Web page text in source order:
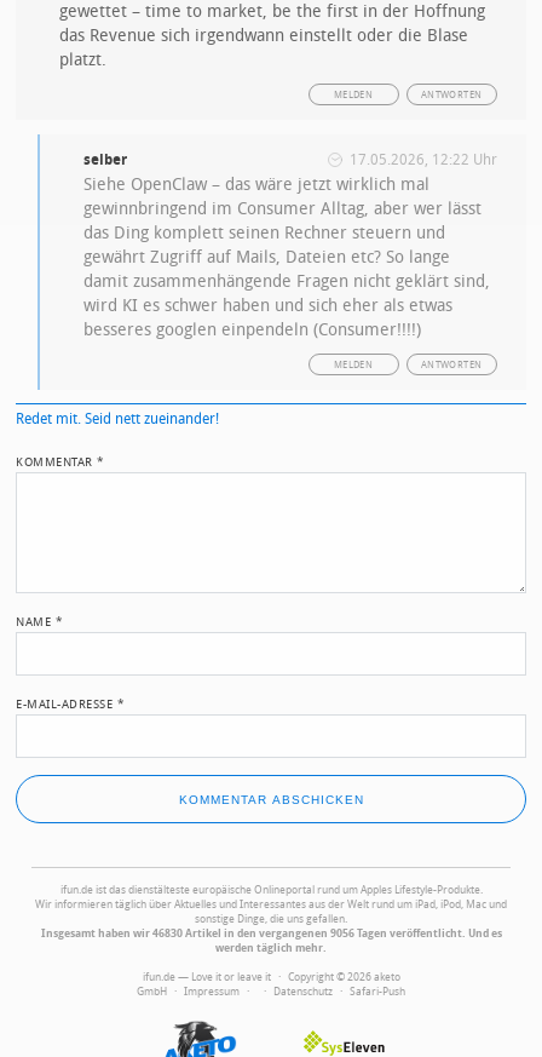
gewettet – time to market, be the first in der Hoffnung
das Revenue sich irgendwann einstellt oder die Blase
platzt.
ANTWORTEN
MELDEN
selber 17.05.2026, 12:22 Uhr
Siehe OpenClaw – das wäre jetzt wirklich mal
gewinnbringend im Consumer Alltag, aber wer lässt
das Ding komplett seinen Rechner steuern und
gewährt Zugriff auf Mails, Dateien etc? So lange
damit zusammenhängende Fragen nicht geklärt sind,
wird KI es schwer haben und sich eher als etwas
besseres googlen einpendeln (Consumer!!!!)
ANTWORTEN
MELDEN
Redet mit. Seid nett zueinander!
KOMMENTAR*
NAME *
E-MAIL-ADRESSE *
ifun.de ist das dienstälteste europäische Onlineportal rund um Apples Lifestyle-Produkte.
Wir informieren täglich über Aktuelles und Interessantes aus der Welt rund um iPad, iPod, Mac und
sonstige Dinge, die uns gefallen.
Insgesamt haben wir 46830 Artikel in den vergangenen 9056 Tagen veröffentlicht. Und es
werden täglich mehr.
ifun.de — Love it or leave it · Copyright © 2026 aketo
GmbH · Impressum · · Datenschutz · Safari-Push